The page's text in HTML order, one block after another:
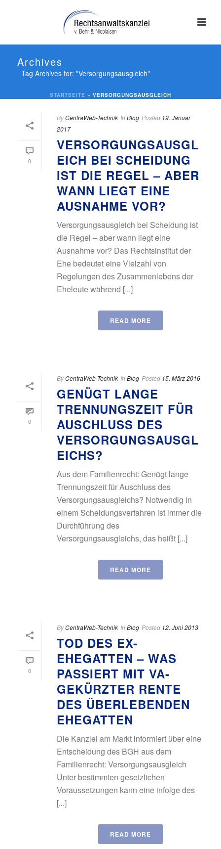
Archives
Tag Archives for: "Versorgungsausgleich"
STARTSEITE » VERSORGUNGSAUSGLEICH
0
ByCentraWeb-Technik In Blog Posted 19. Januar
2017
VERSORGUNGSAUSGL
EICH BEI SCHEIDUNG
IST DIE REGEL – ABER
WANN LIEGT EINE
AUSNAHME VOR?
Versorgungsausgleich bei Scheidung ist
die Regel – aber wann liegt eine
Ausnahme vor? Das Rechtsinstitut der
Ehe bedeutet eine Vielzahl von
Regelungen des Zusammenlebens der
Eheleute während [...]
READ MORE
0
ByCentraWeb-Technik In Blog Posted 15. März 2016
GENÜGT LANGE
TRENNUNGSZEIT FÜR
AUSCHLUSS DES
VERSORGUNGSAUSGL
EICHS?
Aus dem Familienrecht: Genügt lange
Trennungszeit für Auschluss des
Versorgungsausgleichs? Notwendig in
einem Scheidungsverfahren ist immer die
Durchführung des
Versorgungsausgleichs, das heißt [...]
READ MORE
0
ByCentraWeb-Technik In Blog Posted 12. Juni 2013
TOD DES EX-
EHEGATTEN – WAS
PASSIERT MIT VA-
GEKÜRZTER RENTE
DES ÜBERLEBENDEN
EHEGATTEN
Die Kanzlei am Markt informiert über eine
Entscheidung des BGH aus dem
Familienrecht: Versorgungsausgleich
Unter bestimmten gesetzlichen
Voraussetzungen kann eine infolge des
[...]
READ MORE